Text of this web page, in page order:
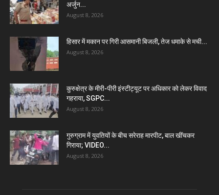
अर्जुन...
August 8, 2026
हिसार में मकान पर गिरी आसमानी बिजली, तेज धमाके से मची...
August 8, 2026
कुरुक्षेत्र के मीरी-पीरी इंस्टीट्यूट पर अधिकार को लेकर विवाद
गहराया, SGPC...
August 8, 2026
गुरुग्राम में युवतियों के बीच सरेराह मारपीट, बाल खींचकर
गिराया; VIDEO...
August 8, 2026